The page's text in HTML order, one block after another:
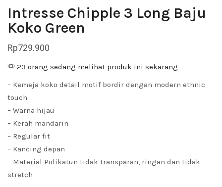
Intresse Chipple 3 Long Baju
Koko Green
Rp729.900
23 orang sedang melihat produk ini sekarang
– Kemeja koko detail motif bordir dengan modern ethnic
touch
– Warna hijau
– Kerah mandarin
– Regular fit
– Kancing depan
– Material Polikatun tidak transparan, ringan dan tidak
stretch